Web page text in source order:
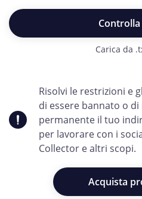
Carica da
Risolvi le restrizioni e
di essere bannato o
permanente il tuo
per lavorare con i
Collector e altri scopi.
Acquista